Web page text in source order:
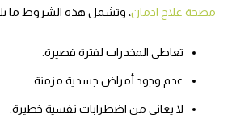
مصحة علاج ادمان، وتشمل هذه الشروط ما
تعاطي المخدرات لفترة قصيرة.
عدم وجود أمراض جسدية مزمنة.
لا يعاني من اضطرابات نفسية خطيرة.